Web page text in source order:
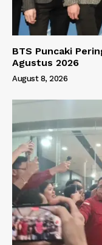
BTS Puncaki
Agustus 2026
August 8, 2026